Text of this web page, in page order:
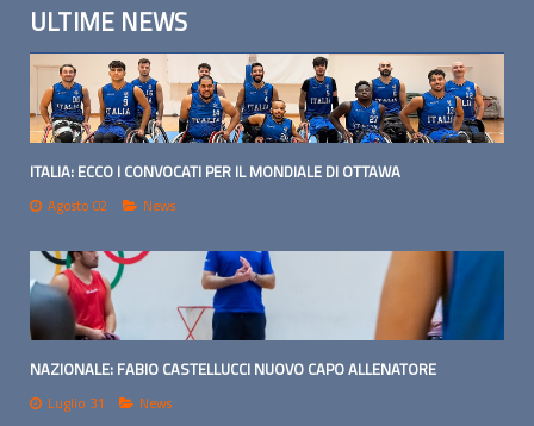
ULTIME NEWS
ITALIA: ECCO I CONVOCATI PER IL MONDIALE DI OTTAWA
Agosto 02 News
NAZIONALE: FABIO CASTELLUCCI NUOVO CAPO ALLENATORE
Luglio 31 News